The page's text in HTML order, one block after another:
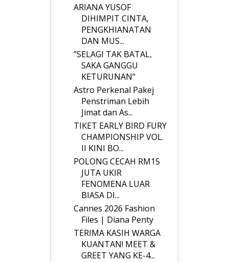
ARIANA YUSOF
DIHIMPIT CINTA,
PENGKHIANATAN
DAN MUS...
"SELAGI TAK BATAL,
SAKA GANGGU
KETURUNAN"
Astro Perkenal Pakej
Penstriman Lebih
Jimat dan As...
TIKET EARLY BIRD FURY
CHAMPIONSHIP VOL.
II KINI BO...
POLONG CECAH RM15
JUTA UKIR
FENOMENA LUAR
BIASA DI...
Cannes 2026 Fashion
Files | Diana Penty
TERIMA KASIH WARGA
KUANTAN! MEET &
GREET YANG KE-4...